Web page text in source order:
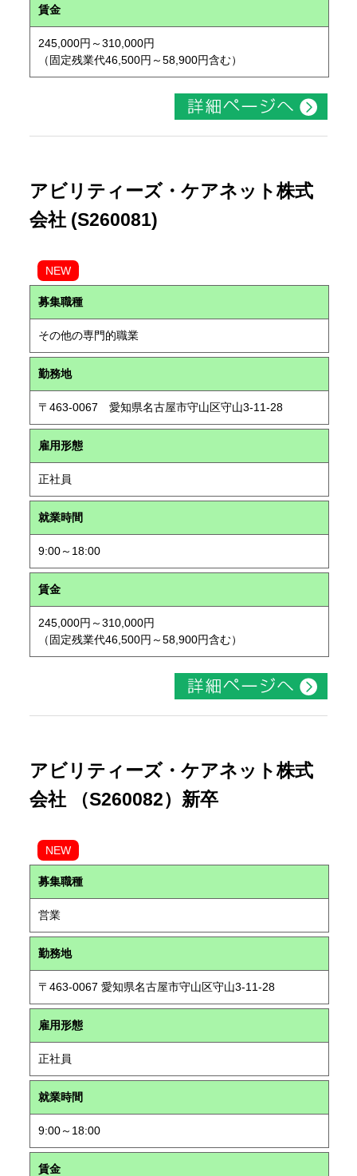
賃金
245,000円～310,000円
（固定残業代46,500円～58,900円含む）
アビリティーズ・ケアネット株式
会社 (S260081)
NEW
募集職種
その他の専門的職業
勤務地
〒463-0067 愛知県名古屋市守山区守山3-11-28
雇用形態
正社員
就業時間
9:00～18:00
賃金
245,000円～310,000円
（固定残業代46,500円～58,900円含む）
アビリティーズ・ケアネット株式
会社 （S260082）新卒
NEW
募集職種
営業
勤務地
〒463-0067 愛知県名古屋市守山区守山3-11-28
雇用形態
正社員
就業時間
9:00～18:00
賃金